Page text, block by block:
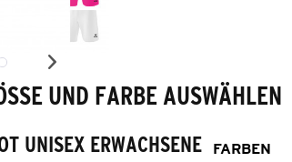
UND FARBE AUSWÄHLEN
UNISEX ERWACHSENE FARBEN